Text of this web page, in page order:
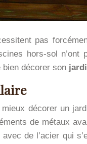
pas
hors-sol n’ont
bien décorer son
décorer un
de métaux
de l’acier qui